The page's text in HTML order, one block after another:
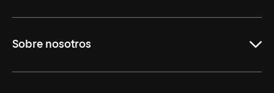
Másteres Oficiales
Sobre nosotros